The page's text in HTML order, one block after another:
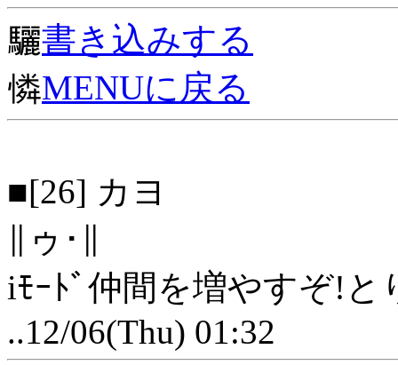
驪書き込みする
憐MENUに戻る
■[26] カヨ
∥ゥ･∥
iﾓｰﾄﾞ仲間を増やすぞ!と
..12/06(Thu) 01:32